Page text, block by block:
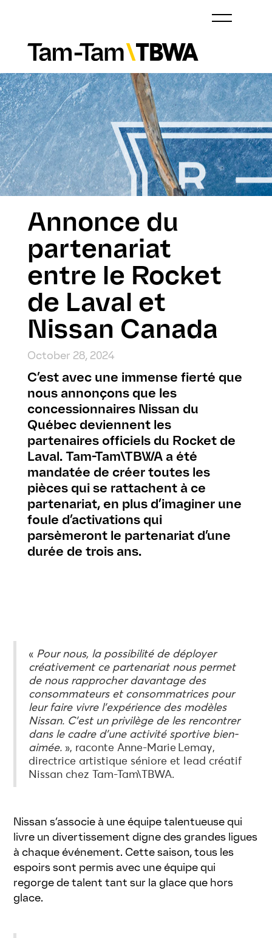
Annonce du
partenariat
entre le Rocket
de Laval et
Nissan Canada
October 28, 2024
C’est avec une immense fierté que
nous annonçons que les
concessionnaires Nissan du
Québec deviennent les
partenaires officiels du Rocket de
Laval. Tam-Tam\TBWA a été
mandatée de créer toutes les
pièces qui se rattachent à ce
partenariat, en plus d’imaginer une
foule d’activations qui
parsèmeront le partenariat d’une
durée de trois ans.
« Pour nous, la possibilité de déployer
créativement ce partenariat nous permet
de nous rapprocher davantage des
consommateurs et consommatrices pour
leur faire vivre l’expérience des modèles
Nissan. C’est un privilège de les rencontrer
dans le cadre d’une activité sportive bien-
aimée. », raconte Anne-Marie Lemay,
directrice artistique séniore et lead créatif
Nissan chez Tam-Tam\TBWA.
Nissan s’associe à une équipe talentueuse qui
livre un divertissement digne des grandes ligues
à chaque événement. Cette saison, tous les
espoirs sont permis avec une équipe qui
regorge de talent tant sur la glace que hors
glace.